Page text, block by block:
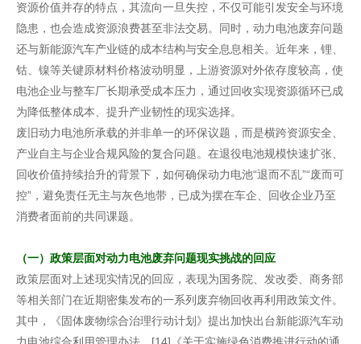
资源价值并存的特点，其流向一旦失控，不仅可能引发安全与环境
隐患，也会造成资源浪费甚至非法交易。同时，动力电池废弃问题
还与新能源汽车产业链的成本结构与安全息息相关。近年来，锂、
钴、镍等关键原材料价格波动明显，上游资源对外依存度较高，使
电池企业与整车厂长期承受成本压力，通过回收实现资源循环已成
为降低整体成本、提升产业韧性的现实选择。
废旧动力电池所承载的并非单一的环保议题，而是横跨资源安全、
产业自主与企业合规风险的复合问题。在退役电池规模快速扩张、
回收价值持续抬升的背景下，如何确保动力电池“退而不乱”“废而可
控”，避免责任无主与灰色地带，已成为摆在车企、回收企业乃至
消费者面前的共同课题。
（一）政策层面对动力电池废弃问题现实挑战的回应
政策层面对上述现实情况的回应，表现为国务院、发改委、商务部
等相关部门在近期密集发布的一系列废弃物回收再利用政策文件。
其中，《固体废物综合治理行动计划》提出加快出台新能源汽车动